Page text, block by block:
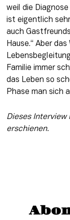
weil die
ist eigentlich
auch
Hause.“ Aber
Familie immer
das Leben so
Phase man sich
Dieses Interview
erschienen.